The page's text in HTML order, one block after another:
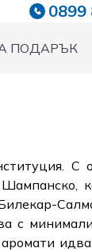
0899
ПОДАРЪК
С
с